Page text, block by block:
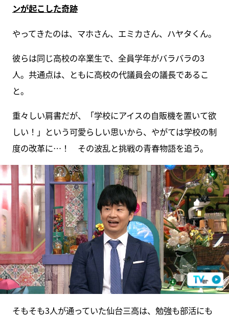
ンが起こした奇跡
やってきたのは、マホさん、エミカさん、ハヤタくん。
彼らは同じ高校の卒業生で、全員学年がバラバラの3
人。共通点は、ともに高校の代議員会の議長であるこ
と。
重々しい肩書だが、「学校にアイスの自販機を置いて欲
しい！」という可愛らしい思いから、やがては学校の制
度の改革に…！ その波乱と挑戦の青春物語を追う。
そもそも3人が通っていた仙台三高は、勉強も部活にも